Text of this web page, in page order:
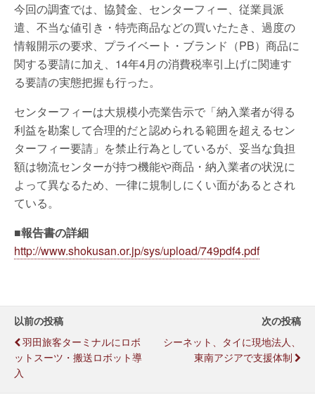
今回の調査では、協賛金、センターフィー、従業員派
遣、不当な値引き・特売商品などの買いたたき、過度の
情報開示の要求、プライベート・ブランド（PB）商品に
関する要請に加え、14年4月の消費税率引上げに関連す
る要請の実態把握も行った。
センターフィーは大規模小売業告示で「納入業者が得る
利益を勘案して合理的だと認められる範囲を超えるセン
ターフィー要請」を禁止行為としているが、妥当な負担
額は物流センターが持つ機能や商品・納入業者の状況に
よって異なるため、一律に規制しにくい面があるとされ
ている。
■報告書の詳細
http://www.shokusan.or.jp/sys/upload/749pdf4.pdf
以前の投稿
羽田旅客ターミナルにロボ
ットスーツ・搬送ロボット導
入
次の投稿
シーネット、タイに現地法人、
東南アジアで支援体制